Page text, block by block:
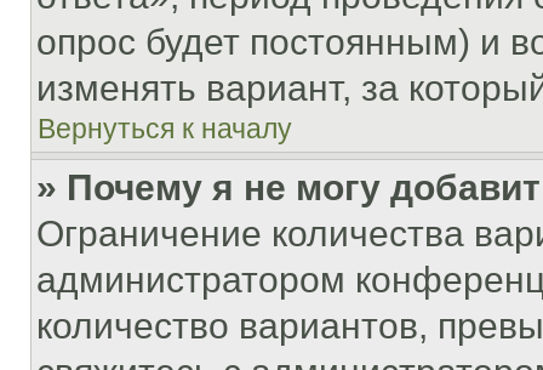
опрос будет постоянным) и
изменять вариант, за
Вернуться к началу
» Почему я не могу
Ограничение количества
администратором
количество вариантов,